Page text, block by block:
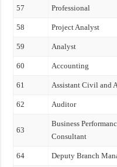
57 Professional
58 Project Analyst
59 Analyst
60 Accounting
61 Assistant Civil and
62 Auditor
63
Business
Consultant
64 Deputy Branch